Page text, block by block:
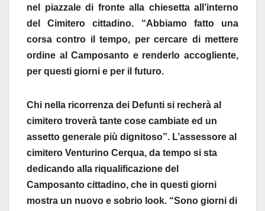
nel piazzale di fronte alla chiesetta all’interno
del Cimitero cittadino. “Abbiamo fatto una
corsa contro il tempo, per cercare di mettere
ordine al Camposanto e renderlo accogliente,
per questi giorni e per il futuro.
Chi nella ricorrenza dei Defunti si recherà al
cimitero troverà tante cose cambiate ed un
assetto generale più dignitoso”. L’assessore al
cimitero Venturino Cerqua, da tempo si sta
dedicando alla riqualificazione del
Camposanto cittadino, che in questi giorni
mostra un nuovo e sobrio look. “Sono giorni di